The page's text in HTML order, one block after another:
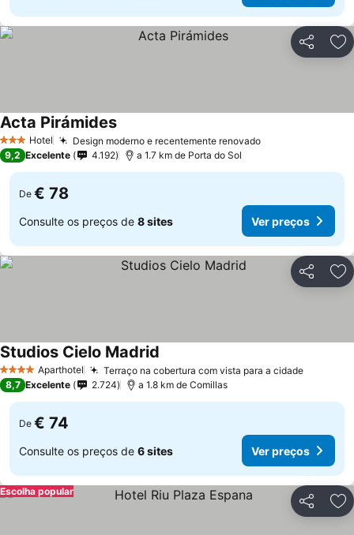
Partilhar
3 EstrelasHotel Design moderno e recentemente renovado
Acta Pirámides
9,2 Excelente 4.192 a 1.7 km de Porta do Sol
De € 78
Consulte os preços de 8 sites Ver preços
Partilhar
4 EstrelasAparthotel Terraço na cobertura com vista para a cidade
Studios Cielo Madrid
8,7 Excelente 2.724 a 1.8 km de Comillas
De € 74
Consulte os preços de 6 sites Ver preços
Partilhar
Escolha popular